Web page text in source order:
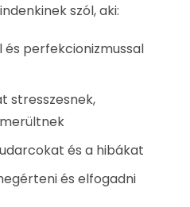
szól, aki:
perfekcionizmussal
stresszesnek,
és a hibákat
és elfogadni